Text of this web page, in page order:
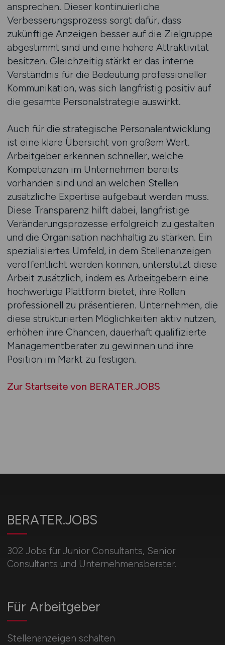
ansprechen. Dieser kontinuierliche
Verbesserungsprozess sorgt dafür, dass
zukünftige Anzeigen besser auf die Zielgruppe
abgestimmt sind und eine höhere Attraktivität
besitzen. Gleichzeitig stärkt er das interne
Verständnis für die Bedeutung professioneller
Kommunikation, was sich langfristig positiv auf
die gesamte Personalstrategie auswirkt.
Auch für die strategische Personalentwicklung
ist eine klare Übersicht von großem Wert.
Arbeitgeber erkennen schneller, welche
Kompetenzen im Unternehmen bereits
vorhanden sind und an welchen Stellen
zusätzliche Expertise aufgebaut werden muss.
Diese Transparenz hilft dabei, langfristige
Veränderungsprozesse erfolgreich zu gestalten
und die Organisation nachhaltig zu stärken. Ein
spezialisiertes Umfeld, in dem Stellenanzeigen
veröffentlicht werden können, unterstützt diese
Arbeit zusätzlich, indem es Arbeitgebern eine
hochwertige Plattform bietet, ihre Rollen
professionell zu präsentieren. Unternehmen, die
diese strukturierten Möglichkeiten aktiv nutzen,
erhöhen ihre Chancen, dauerhaft qualifizierte
Managementberater zu gewinnen und ihre
Position im Markt zu festigen.
Zur Startseite von BERATER.JOBS
BERATER.JOBS
302 Jobs für Junior Consultants, Senior
Consultants und Unternehmensberater.
Für Arbeitgeber
Stellenanzeigen schalten